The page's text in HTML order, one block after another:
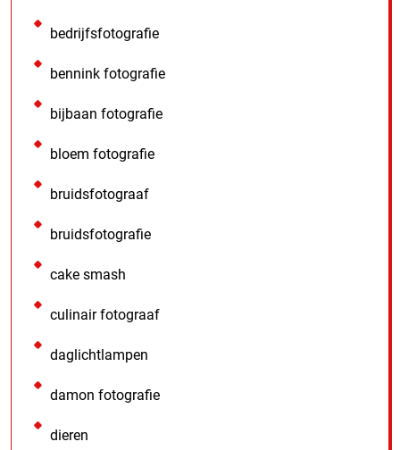
bedrijfsfotografie
bennink fotografie
bijbaan fotografie
bloem fotografie
bruidsfotograaf
bruidsfotografie
cake smash
culinair fotograaf
daglichtlampen
damon fotografie
dieren